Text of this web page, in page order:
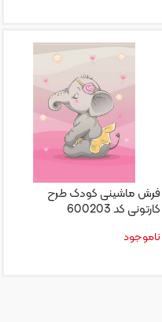
فرش ماشینی کودک طرح
کارتونی کد 600203
ناموجود